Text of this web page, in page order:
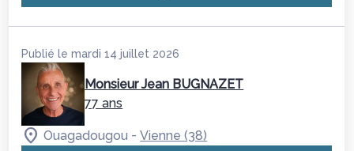
Publié le mardi 14 juillet 2026
Monsieur Jean BUGNAZET
77 ans
Ouagadougou -Vienne (38)